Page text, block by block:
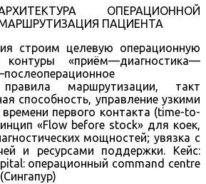
ОПЕРАЦИОННОЙ
ПАЦИЕНТА
строим целевую операционную
«приём—диагностика—
правила маршрутизации, такт
способность, управление узкими
первого контакта (time-to-
«Flow before stock» для коек,
мощностей; увязка с
и ресурсами поддержки. Кейс:
операционный command centre